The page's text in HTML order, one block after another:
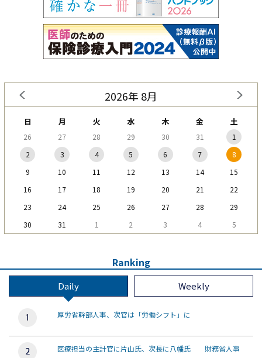
2026年 8月
日 月 火 水 木 金 土
26 27 28 29 30 31
1
2
3 4 5 6 7
8
9
10 11 12 13 14
15
16
17 18 19 20 21
22
23
24 25 26 27 28
29
30
31 1 2 3 4 5
Ranking
Daily Weekly
厚労省幹部人事、次官は「労働シフト」に
医療担当の主計官に片山氏、次長に八幡氏 財務省人事